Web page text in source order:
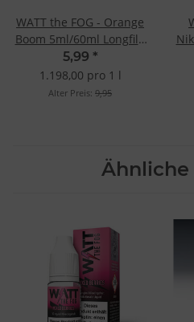
WATT the FOG - Orange
Boom 5ml/60ml Longfill-
Aroma
5,99 *
1.198,00 pro 1 l
Alter Preis: 9,95